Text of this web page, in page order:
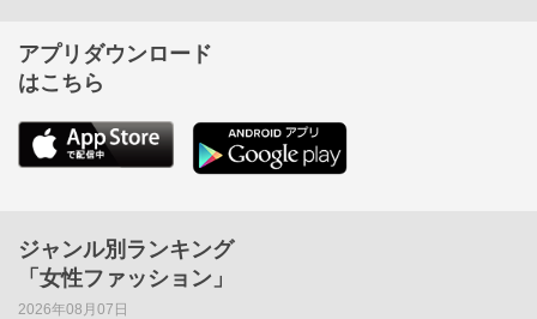
アプリダウンロード
はこちら
ジャンル別ランキング
「女性ファッション」
2026年08月07日